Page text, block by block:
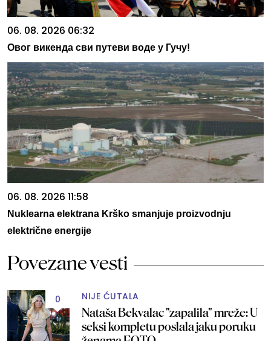
06. 08. 2026 06:32
Овог викенда сви путеви воде у Гучу!
06. 08. 2026 11:58
Nuklearna elektrana Krško smanjuje proizvodnju
električne energije
Povezane vesti
0 NIJE ĆUTALA
Nataša Bekvalac "zapalila" mreže: U
seksi kompletu poslala jaku poruku